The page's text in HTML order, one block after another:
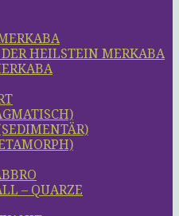
HEILSTEIN MERKABA
– QUARZE